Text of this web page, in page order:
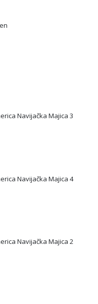
Navijačka Majica 3
Navijačka Majica 4
Navijačka Majica 2